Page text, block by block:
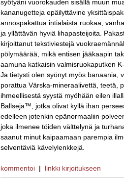
syötyäni vuorokauden sisällä muun
kananugetteja epäilyttävine
annospakattua intialaista ruokaa,
ja yllättävän hyviä lihapasteijoita.
kirjoittanut tekstiviestejä
pölymäärää, mikä entisen jääkaapin
aamuna katkaisin valmisruokaputken
Ja tietysti olen syönyt myös banaania,
porattua Värska-mineraalivettä, teetä,
ihmeellisestä syystä myöhään eilen
Ballseja™, jotka olivat kyllä ihan
edelleen jotenkin epänormaaliin
joka ilmenee töiden välttelynä ja
saanut minut kaipaamaan parempia
selventäviä kävelylenkkejä.
kommentoi | linkki kirjoitukseen